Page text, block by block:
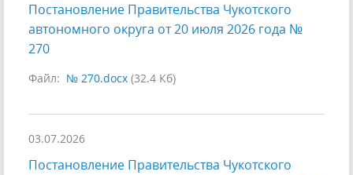
Постановление Правительства Чукотского
автономного округа от 20 июля 2026 года №
270
Файл: № 270.docx (32.4 Кб)
03.07.2026
Постановление Правительства Чукотского